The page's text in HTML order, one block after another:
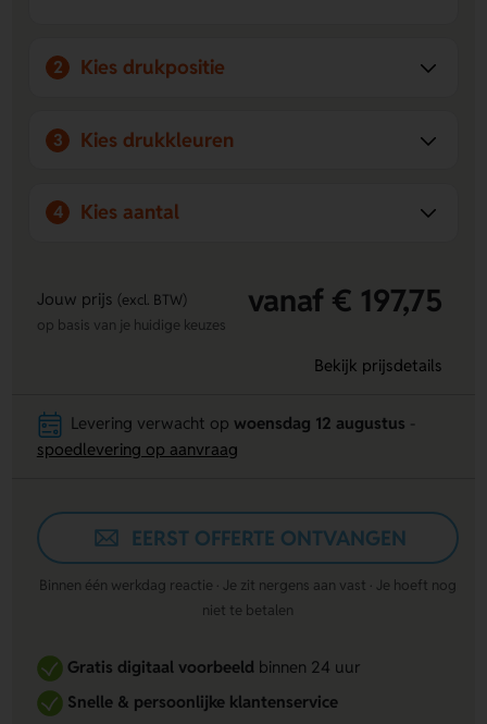
2 Kies drukpositie
3 Kies drukkleuren
4 Kies aantal
Jouw prijs (excl. BTW) vanaf € 197,75
op basis van je huidige keuzes
Bekijk prijsdetails
Levering verwacht op woensdag 12 augustus
spoedlevering op aanvraag
EERST OFFERTE ONTVANGEN
Binnen één werkdag reactie · Je zit nergens aan vast · Je hoeft nog
niet te betalen
Gratis digitaal voorbeeldbinnen 24 uur
Snelle & persoonlijke klantenservice